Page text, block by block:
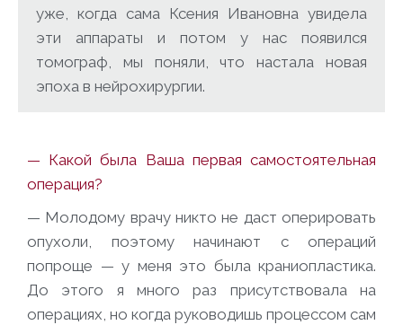
уже, когда сама Ксения Ивановна увидела
эти аппараты и потом у нас появился
томограф, мы поняли, что настала новая
эпоха в нейрохирургии.
— Какой была Ваша первая самостоятельная
операция?
— Молодому врачу никто не даст оперировать
опухоли, поэтому начинают с операций
попроще — у меня это была краниопластика.
До этого я много раз присутствовала на
операциях, но когда руководишь процессом сам